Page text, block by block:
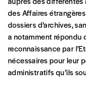
Je
Format
Belgique)
Format
des Affaires
dossiers d’archives,
a notamment répondu
reconnaissance par
nécessaires pour leur
administratifs qu’ils